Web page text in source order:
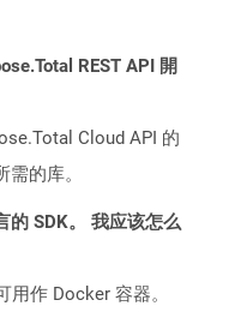
REST API 開
Cloud API 的
的库。
的 SDK。 我应该怎么
作 Docker 容器。